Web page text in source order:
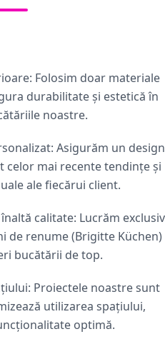
Folosim doar materiale
durabilitate și estetică în
noastre.
Asigurăm un design
celor mai recente tendințe și
ale fiecărui client.
calitate: Lucrăm exclusiv
de renume (Brigitte Küchen)
bucătării de top.
Proiectele noastre sunt
utilizarea spațiului,
optimă.